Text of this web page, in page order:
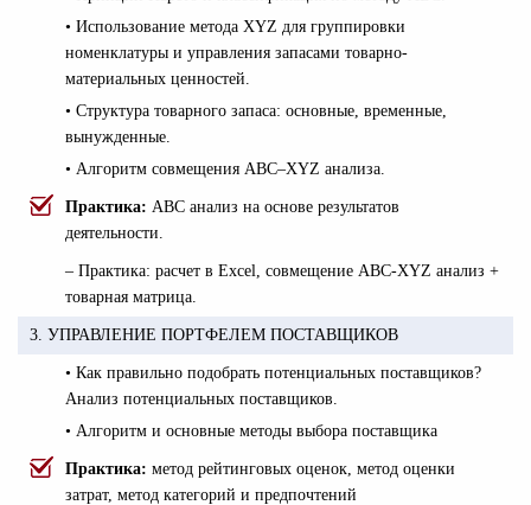
• Использование метода XYZ для группировки
номенклатуры и управления запасами товарно-
материальных ценностей.
• Структура товарного запаса: основные, временные,
вынужденные.
• Алгоритм совмещения АВС–XYZ анализа.
Практика: АВС анализ на основе результатов
деятельности.
– Практика: расчет в Excel, совмещение ABC-XYZ анализ +
товарная матрица.
3. УПРАВЛЕНИЕ ПОРТФЕЛЕМ ПОСТАВЩИКОВ
• Как правильно подобрать потенциальных поставщиков?
Анализ потенциальных поставщиков.
• Алгоритм и основные методы выбора поставщика
Практика: метод рейтинговых оценок, метод оценки
затрат, метод категорий и предпочтений